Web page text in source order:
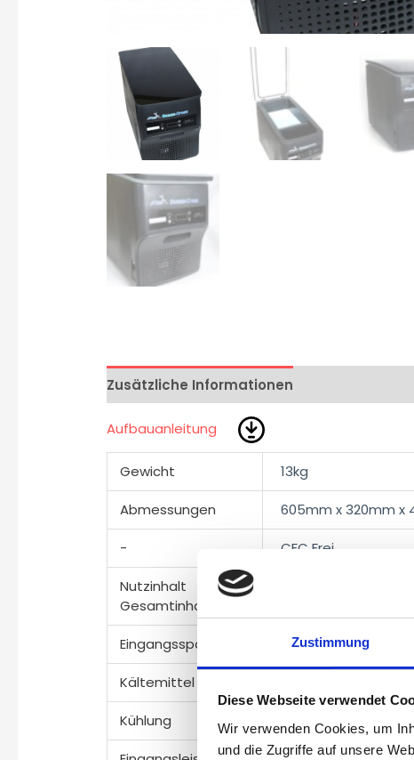
Zustimmung
Diese Webseite verwendet
Wir verwenden Cookies, um
und die Zugriffe auf unsere
Zusätzliche Informationen
Aufbauanleitung
Gewicht 13kg
Abmessungen 605mm x 320mm x
- CFC Frei
Nutzinhalt
Gesamtinhalt
Eingangsspannung 12/24V und 230V
Kältemittel
Kühlung bis zu -20°C